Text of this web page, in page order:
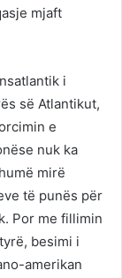
mjaft
i
së Atlantikut,
e
nuk ka
mirë
të punës për
Por me fillimin
besimi i
amerikan